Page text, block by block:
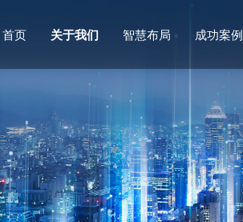
首页 关于我们 智慧布局 成功案例